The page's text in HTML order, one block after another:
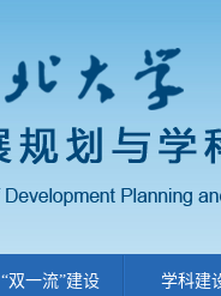
“双一流”建设 学科建